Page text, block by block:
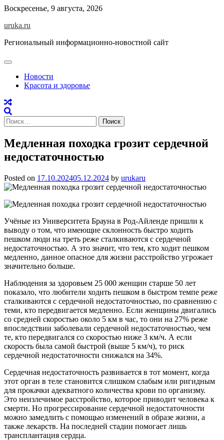
Skip
content
Воскресенье, 9 августа, 2026
uruka.ru
Региональный информационно-новостной сайт
Новости
Красота и здоровье
Найти:
Медленная походка грозит сердечной
недостаточностью
Posted on 17.10.202405.12.2024 by urukaru
Учёные из Университета Брауна в Род-Айленде пришли к
выводу о том, что имеющие склонность быстро ходить
пешком люди на треть реже сталкиваются с сердечной
недостаточностью. А это значит, что тем, кто ходит пешком
медленно, данное опасное для жизни расстройство угрожает
значительно больше.
Наблюдения за здоровьем 25 000 женщин старше 50 лет
показало, что любители ходить пешком в быстром темпе реже
сталкиваются с сердечной недостаточностью, по сравнению с
теми, кто передвигается медленно. Если женщины двигались
со средней скоростью около 5 км в час, то они на 27% реже
впоследствии заболевали сердечной недостаточностью, чем
те, кто передвигался со скоростью ниже 3 км/ч. А если
скорость была самой быстрой (выше 5 км/ч), то риск
сердечной недостаточности снижался на 34%.
Сердечная недостаточность развивается в тот момент, когда
этот орган в теле становится слишком слабым или ригидным
для прокачки адекватного количества крови по организму.
Это неизлечимое расстройство, которое приводит человека к
смерти. Но прогрессирование сердечной недостаточности
можно замедлить с помощью изменений в образе жизни, а
также лекарств. На последней стадии помогает лишь
трансплантация сердца.